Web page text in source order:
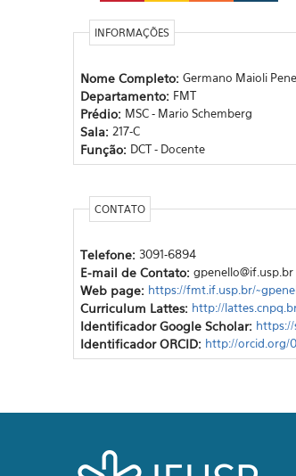
INFORMAÇÕES
Nome Completo: Germano Maioli
Departamento: FMT
Prédio: MSC - Mario Schemberg
Sala: 217-C
Função: DCT - Docente
CONTATO
Telefone: 3091-6894
E-mail de Contato: gpenello@if.usp.br
Web page: https://fmt.if.usp.br/
Curriculum Lattes: http://
Identificador Google Scholar: https://
Identificador ORCID: http://orcid.org/